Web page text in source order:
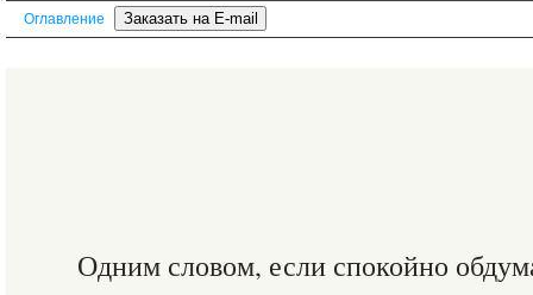
Оглавление
Одним словом, если спокойно